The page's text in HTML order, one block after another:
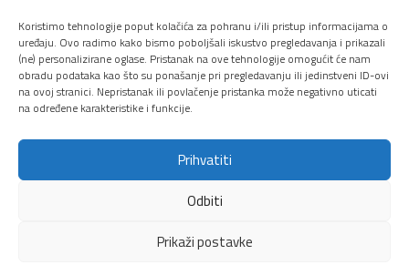
Koristimo tehnologije poput kolačića za pohranu i/ili pristup informacijama o
uređaju. Ovo radimo kako bismo poboljšali iskustvo pregledavanja i prikazali
(ne) personalizirane oglase. Pristanak na ove tehnologije omogućit će nam
obradu podataka kao što su ponašanje pri pregledavanju ili jedinstveni ID-ovi
na ovoj stranici. Nepristanak ili povlačenje pristanka može negativno uticati
na određene karakteristike i funkcije.
Prihvatiti
Odbiti
Prikaži postavke
Li.O.N.S. Smoking Cessation Method
Sajber Info Security © 2026. All Rights Reserved.